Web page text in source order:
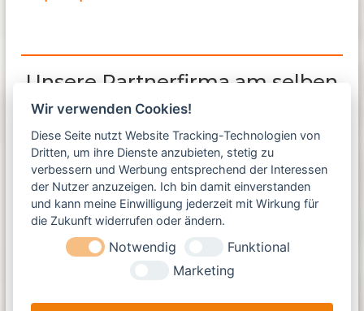
Unsere Partnerfirma am selben
Standort
DieL-Team X-Tools GmbH & Co. KGist unser Partner
für Spezialtiefbau-Technik, die unsere
Produktpalette ergänzt, wie z.B. Bohrspülungs-
Recyclinganlagen und -Puffercontainer, REDUCT für
Gyroskopische Rohrleitungskartierung (3D-
Katalogisierung unterirdisch verlegter Rohre und
Wir verwenden Cookies!
Diese Seite nutzt Website Tracking-Technologien von
Dritten, um ihre Dienste anzubieten, stetig zu
verbessern und Werbung entsprechend der Interessen
der Nutzer anzuzeigen. Ich bin damit einverstanden
und kann meine Einwilligung jederzeit mit Wirkung für
die Zukunft widerrufen oder ändern.
Notwendig
Funktional
Marketing